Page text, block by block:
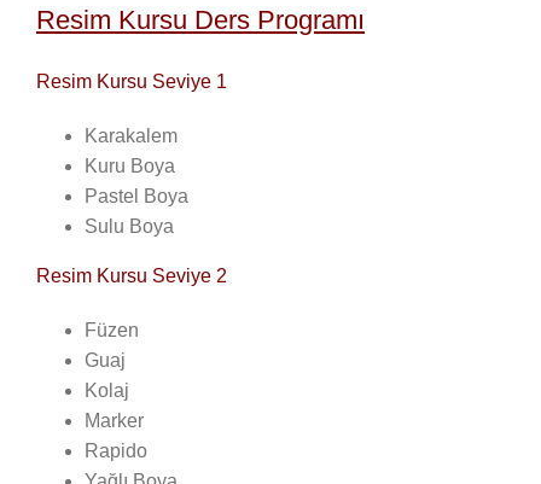
Resim Kursu Ders Programı
Resim Kursu Seviye 1
Karakalem
Kuru Boya
Pastel Boya
Sulu Boya
Resim Kursu Seviye 2
Füzen
Guaj
Kolaj
Marker
Rapido